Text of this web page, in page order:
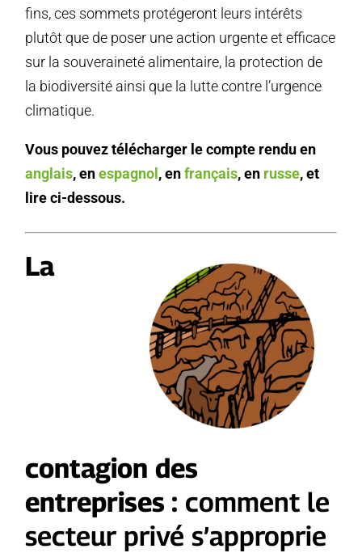
fins, ces sommets protégeront leurs intérêts
plutôt que de poser une action urgente et efficace
sur la souveraineté alimentaire, la protection de
la biodiversité ainsi que la lutte contre l’urgence
climatique.
Vous pouvez télécharger le compte rendu en
anglais, enespagnol , enfrançais, en russe, et
lire ci-dessous.
La
contagion des
entreprises : comment le
secteur privé s’approprie